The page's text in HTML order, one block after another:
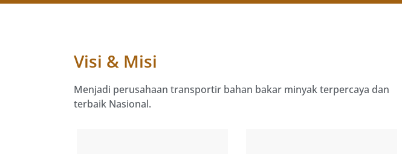
Visi & Misi
Menjadi perusahaan transportir bahan bakar minyak terpercaya dan
terbaik Nasional.